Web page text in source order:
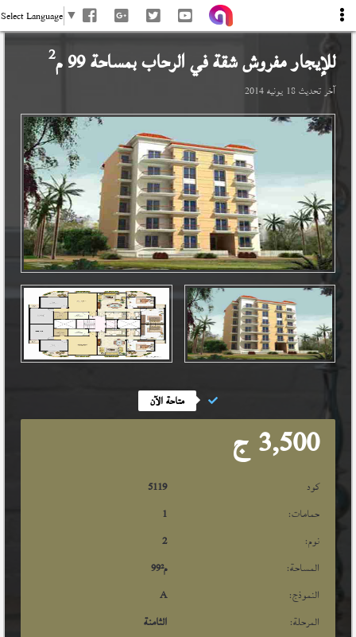
Select Language ▼
للإيجار مفروش شقة فيالرحاببمساحة 99 م 2
آخر تحديث18 يونيه 2014
متاحة الآن
3,500 ج
كود
5119
حمامات:
1
نوم:
2
المساحة:
99م²
النموذج:
A
المرحلة:
الثامنة